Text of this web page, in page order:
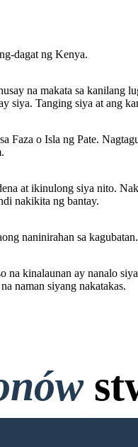
haridagat ng Kenya.
na makata sa kanilang
siya . Tanging siya at ang
Faza o Isla ng Pate.
at ikinulong siya nito.
nakikita ng bantay.
naninirahan sa kagubatan.
na kinalaunan ay nanalo
naman siyang nakatakas.